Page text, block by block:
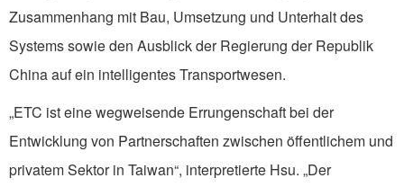
Zusammenhang mit Bau, Umsetzung und Unterhalt des
Systems sowie den Ausblick der Regierung der Republik
China auf ein intelligentes Transportwesen.
„ETC ist eine wegweisende Errungenschaft bei der
Entwicklung von Partnerschaften zwischen öffentlichem und
privatem Sektor in Taiwan“, interpretierte Hsu. „Der